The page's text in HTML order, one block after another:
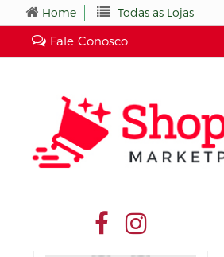
Fale Conosco
Home Todas as Lojas